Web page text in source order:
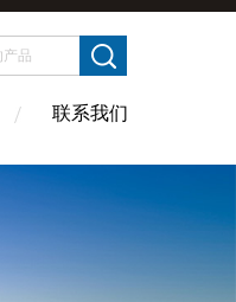
联系我们